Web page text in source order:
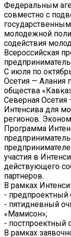
Федеральным
совместно с
молодежной
содействия
Всероссийская
С июля по
Осетия — Алания
общества
Северная Осетия
Интенсива для
регионов.
Программа
участия в
действующего
партнеров.
В рамках
- предпроектный
- пятидневный
«Мамисон»;
- постпроектный
В рамках